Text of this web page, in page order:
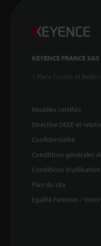
KEYENCE FRANCE SAS
1 Place Costes et
Modèles certifiés
Directive DEEE et
Confidentialité
Conditions générales
Conditions d'utilisation
Plan du site
Egalité Femmes /